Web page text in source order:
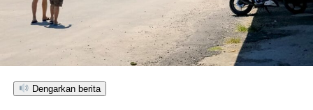
Dengarkan berita